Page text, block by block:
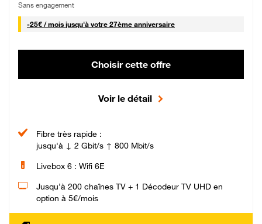
Sans engagement
-25€ / mois25 € par mois
jusqu'à votre 27ème anniversaire
Choisir cette offre
Voir le détail
Fibre très rapide :
jusqu'à ↓ 2 Gbit/s ↑ 800 Mbit/s
Livebox 6 : Wifi 6E
Jusqu’à 200 chaînes TV + 1 Décodeur TV UHD en
option à 5€/mois